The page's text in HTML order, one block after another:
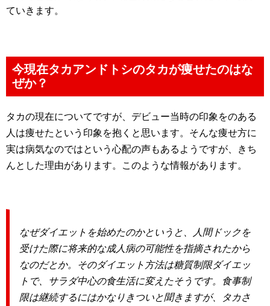
ていきます。
今現在タカアンドトシのタカが痩せたのはな
ぜか？
タカの現在についてですが、デビュー当時の印象をのある
人は痩せたという印象を抱くと思います。そんな痩せ方に
実は病気なのではという心配の声もあるようですが、きち
んとした理由があります。このような情報があります。
なぜダイエットを始めたのかというと、人間ドックを
受けた際に将来的な成人病の可能性を指摘されたから
なのだとか。そのダイエット方法は糖質制限ダイエッ
トで、サラダ中心の食生活に変えたそうです。食事制
限は継続するにはかなりきついと聞きますが、タカさ